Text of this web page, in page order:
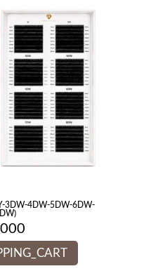
3DW-4DW-5DW-6DW-